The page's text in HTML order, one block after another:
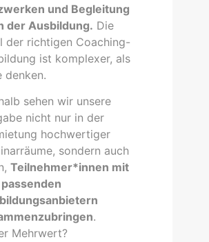
und Begleitung
der Ausbildung. Die
der richtigen Coaching-
ist komplexer, als
denken.
sehen wir unsere
nicht nur in der
hochwertiger
sondern auch
Teilnehmer*innen mit
.
Mehrwert?